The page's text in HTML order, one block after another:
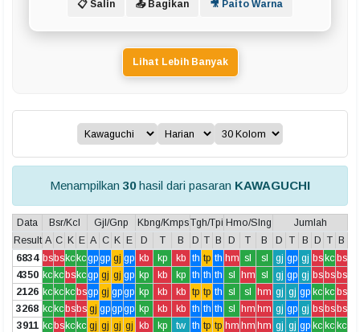
📋 Salin 📤 Bagikan 🎥 Paito Warna
Lihat Lebih Banyak
Menampilkan 30hasil dari pasaran KAWAGUCHI
Data Bsr/Kcl Gjl/Gnp Kbng/KmpsTgh/Tpi Hmo/Slng
Jumlah
Result A C K E A C K E D T B D T B D T B D T B D T B
6834 bsbskckcgpgp gj gp kb kp kb th tp th hm sl sl gj gp gj bskc bs
4350 kckcbskcgp gj gj gp kp kb kp th th th sl hm sl gj gp gj bsbsbs
2126 kckckcbsgp gj gpgp kp kb kb tp tp th sl sl hm gj gj gp kc kc bs
3268 kckcbsbs gj gpgpgp kp kb kb th th th sl hm hm gj gp gj bsbsbs
3911 kcbskckc gj gj gj gj kb kp tw th tp tp hm hm hm gj gj gp kc kc kc